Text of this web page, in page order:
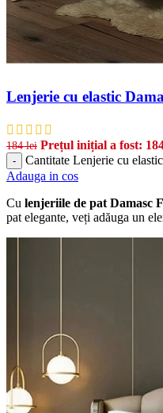
Lenjerie cu elastic
184lei Prețul inițial a fost:
-
Cantitate Lenjerie cu
Adauga in cos
Cu lenjeriile de pat Damasc
pat elegante, veți adăuga un